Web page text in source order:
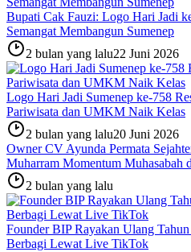
Bupati Cak Fauzi: Logo Hari Jadi
Semangat Membangun Sumenep
2 bulan yang lalu22 Juni 2026
Logo Hari Jadi Sumenep ke-758
Pariwisata dan UMKM Naik Kelas
2 bulan yang lalu20 Juni 2026
Owner CV Ayunda Permata
Muharram Momentum Muhasabah
2 bulan yang lalu
Founder BIP Rayakan Ulang
Berbagi Lewat Live TikTok